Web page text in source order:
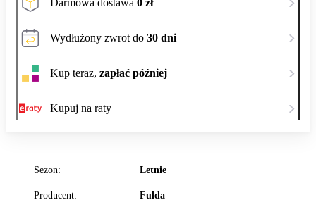
Sezon: Letnie
Producent: Fulda
Darmowa dostawa 0 zł
Wydłużony zwrot do 30 dni
Kup teraz, zapłać później
Kupuj na raty